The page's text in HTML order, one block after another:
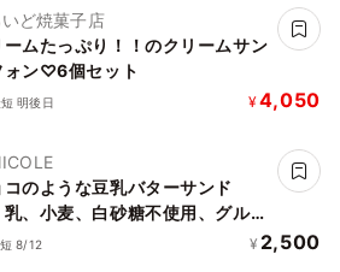
ど焼菓子店
ームたっぷり！！のクリームサン
ォン♡6個セット
明後日 ¥4,050
のような豆乳バターサンド
乳、小麦、白砂糖不使用、グルテ
ースイーツ】ボタニカルカカオサ
8/12 ¥ 2,500